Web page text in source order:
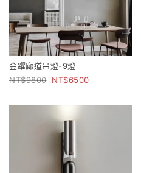
金躍廊道吊燈-9燈
9800
6500